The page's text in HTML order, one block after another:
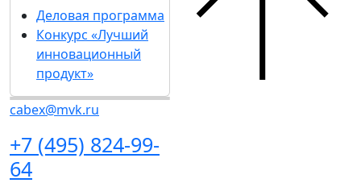
Деловая программа
Конкурс «Лучший
инновационный
продукт»
cabex@mvk.ru
+7 (495) 824-99-
64